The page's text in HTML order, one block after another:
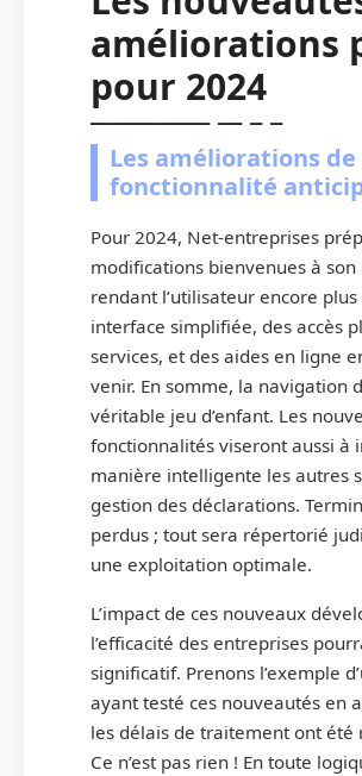
améliorations
pour 2024
Les améliorations de
fonctionnalité
Pour 2024, Net-entreprises
modifications bienvenues à son
rendant l’utilisateur encore
interface simplifiée, des accès
services, et des aides en ligne
venir. En somme, la navigation
véritable jeu d’enfant. Les
fonctionnalités viseront aussi à
manière intelligente les autres
gestion des déclarations.
perdus ; tout sera répertorié
une exploitation optimale.
L’impact de ces nouveaux
l’efficacité des entreprises
significatif. Prenons l’exemple
ayant testé ces nouveautés en
les délais de traitement ont été
Ce n’est pas rien ! En toute